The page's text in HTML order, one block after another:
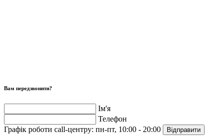
Вам передзвонити?
Ім'я
Телефон
Графік роботи call-центру: пн-пт, 10:00 - 20:00 Відправити